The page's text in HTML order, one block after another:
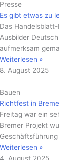
Presse
Es gibt etwas zu
Das
Ausbilder
aufmerksam
Weiterlesen »
8. August 2025
Bauen
Richtfest in
Freitag war ein
Bremer Projekt
Weiterlesen »
4. August 2025